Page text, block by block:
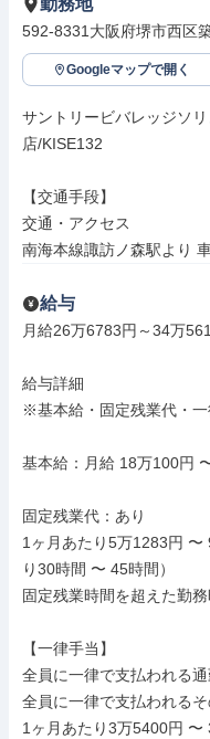
勤務地
592-8331大阪府堺市西区
Googleマップで開く
サントリービバレッジソ
店/KISE132
【交通手段】
交通・アクセス
南海本線諏訪ノ森駅より
給与
月給26万6783円～34万
給与詳細
※基本給・固定残業代・
基本給：月給 18万100円
固定残業代：あり
1ヶ月あたり5万1283円 〜
り30時間 〜 45時間）
固定残業時間を超えた勤
【一律手当】
全員に一律で支払われる
全員に一律で支払われる
1ヶ月あたり3万5400円 〜